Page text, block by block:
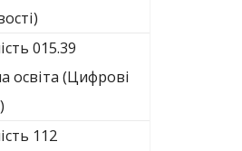
015.39
освіта (Цифрові
112